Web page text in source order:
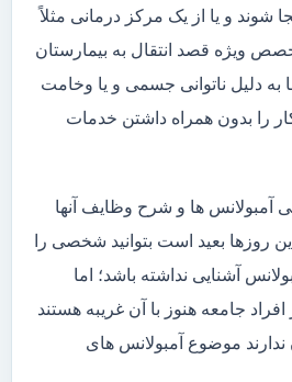
شوند و یا از یک مرکز درمانی مثلاً
ویژه قصد انتقال به بیمارستان
به دلیل ناتوانی جسمی و یا وخامت
را بدون همراه داشتن خدمات
آمبولانس ها و شرح وظایف آنها
روزها بعید است بتوانید شخصی را
آشنایی نداشته باشد؛ اما
جامعه هنوز با آن غریبه هستند
ندارند موضوع آمبولانس های